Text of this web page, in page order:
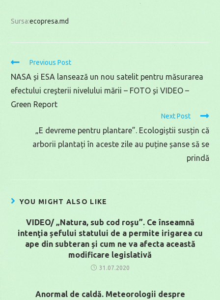
Sursa:ecopresa.md
Read
more
articles
Previous Post
NASA și ESA lansează un nou satelit pentru măsurarea
efectului creşterii nivelului mării – FOTO și VIDEO –
Green Report
Next Post
„E devreme pentru plantare”. Ecologiștii susțin că
arborii plantați în aceste zile au puține șanse să se
prindă
YOU MIGHT ALSO LIKE
VIDEO/ „Natura, sub cod roşu”. Ce înseamnă
intenţia șefului statului de a permite irigarea cu
ape din subteran și cum ne va afecta această
modificare legislativă
31.07.2020
Anormal de caldă. Meteorologii despre